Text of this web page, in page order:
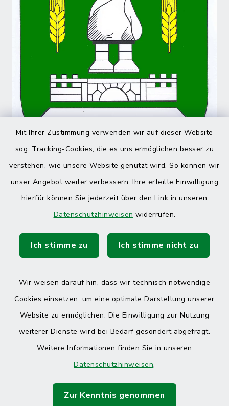
Mit Ihrer Zustimmung verwenden wir auf dieser Website
sog. Tracking-Cookies, die es uns ermöglichen besser zu
verstehen, wie unsere Website genutzt wird. So können wir
unser Angebot weiter verbessern. Ihre erteilte Einwilligung
hierfür können Sie jederzeit über den Link in unseren
Datenschutzhinweisen widerrufen.
Ich stimme zu Ich stimme nicht zu
Wir weisen darauf hin, dass wir technisch notwendige
Cookies einsetzen, um eine optimale Darstellung unserer
Website zu ermöglichen. Die Einwilligung zur Nutzung
weiterer Dienste wird bei Bedarf gesondert abgefragt.
Weitere Informationen finden Sie in unseren
Datenschutzhinweisen.
Zur Kenntnis genommen
Kontakt
Datenschutz
Impressum
Sitemap
Cookie-Einstellungen